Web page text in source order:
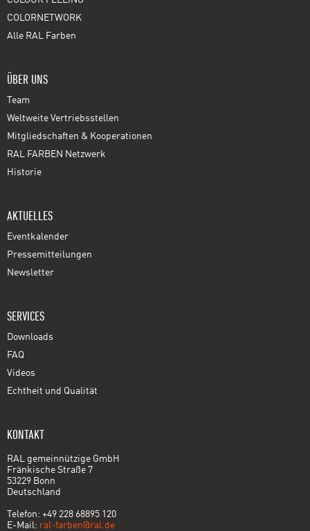
COLORNETWORK
Alle RAL Farben
ÜBER UNS
Team
Weltweite Vertriebsstellen
Mitgliedschaften & Kooperationen
RAL FARBEN Netzwerk
Historie
AKTUELLES
Eventkalender
Pressemitteilungen
Newsletter
SERVICES
Downloads
FAQ
Videos
Echtheit und Qualität
KONTAKT
RAL gemeinnützige GmbH
Fränkische Straße 7
53229 Bonn
Deutschland
Telefon: +49 228 68895 120
E-Mail: ral-farben@ral.de